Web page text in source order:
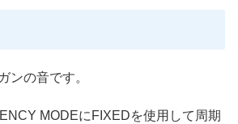
ンの音です。
MODEにFIXEDを使用して周期